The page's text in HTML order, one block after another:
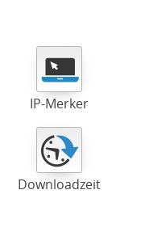
IP-Merker
Downloadzeit